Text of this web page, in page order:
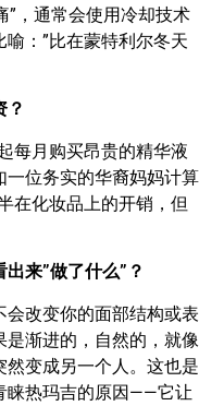
”，通常会使用冷却技术
：”比在蒙特利尔冬天
？
每月购买昂贵的精华液
位务实的华裔妈妈计算
在化妆品上的开销，但
来”做了什么”？
改变你的面部结构或表
渐进的，自然的，就像
变成另一个人。这也是
睐热玛吉的原因——它让